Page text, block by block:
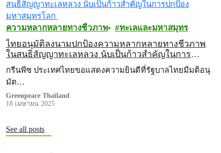
ความหลากหลายทางชีวภาพ ทะเลและมหาสมุทร
ไทยอนุมัติลงนามปกป้องความหลากหลายทางชีวภาพ
ในสนธิสัญญาทะเลหลวง นับเป็นก้าวสำคัญในการ
ปกป้องมหาสมุทรโลก
กรีนพีซ ประเทศไทยขอแสดงความยินดีที่รัฐบาลไทยมีมติอนุ
มัต…
Greenpeace Thailand
18 เมษายน 2025
See all posts